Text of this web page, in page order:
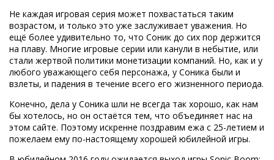
Не каждая игровая серия может похвастаться таким
возрастом, и только это уже заслуживает уважения. Но
ещё более удивительно то, что Соник до сих пор держится
на плаву. Многие игровые серии или канули в небытие, или
стали жертвой политики монетизации компаний. Но, как и у
любого уважающего себя персонажа, у Соника были и
взлеты, и падения в течение всего его жизненного периода.
Конечно, дела у Соника шли не всегда так хорошо, как нам
бы хотелось, но он остаётся тем, что объединяет нас на
этом сайте. Поэтому искренне поздравим ежа с 25-летием и
пожелаем ему по-настоящему хорошей юбилейной игры.